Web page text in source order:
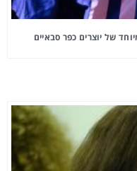
של יוצרים כפר סבאיים